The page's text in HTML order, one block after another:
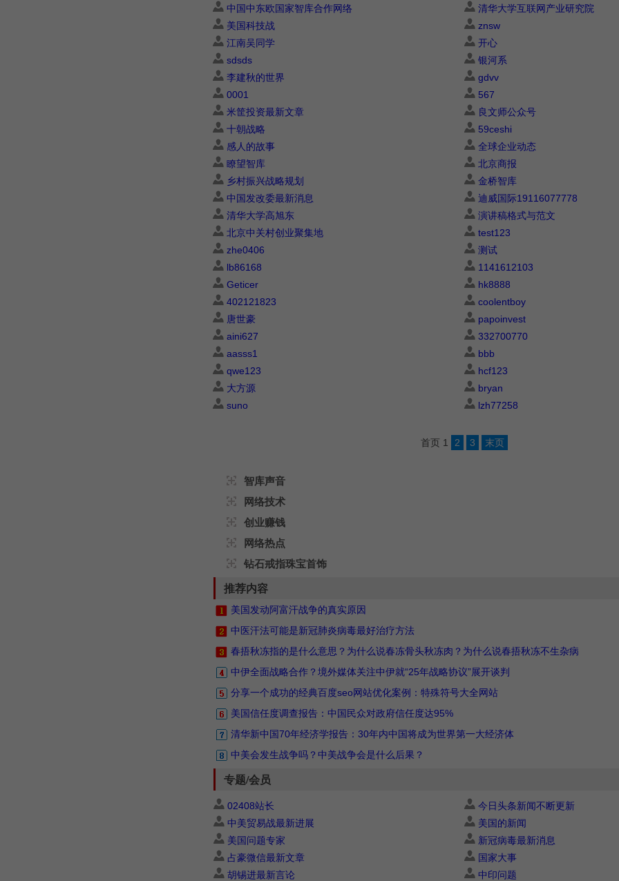
中国中东欧国家智库合作网络
清华大学互联网产业研究院
美国科技战
znsw
江南吴同学
开心
sdsds
银河系
李建秋的世界
gdvv
0001
567
米筐投资最新文章
良文师公众号
十朝战略
59ceshi
感人的故事
全球企业动态
瞭望智库
北京商报
乡村振兴战略规划
金桥智库
中国发改委最新消息
迪威国际19116077778
清华大学高旭东
演讲稿格式与范文
北京中关村创业聚集地
test123
zhe0406
测试
lb86168
1141612103
Geticer
hk8888
402121823
coolentboy
唐世豪
papoinvest
aini627
332700770
aasss1
bbb
qwe123
hcf123
大方源
bryan
suno
lzh77258
首页 1 2 3 末页
智库声音
网络技术
创业赚钱
网络热点
钻石戒指珠宝首饰
推荐内容
美国发动阿富汗战争的真实原因
中医汗法可能是新冠肺炎病毒最好治疗方法
春捂秋冻指的是什么意思？为什么说春冻骨头秋冻肉？为什么说春捂秋冻不生杂病
中伊全面战略合作？境外媒体关注中伊就“25年战略协议”展开谈判
分享一个成功的经典百度seo网站优化案例：特殊符号大全网站
美国信任度调查报告：中国民众对政府信任度达95%
清华新中国70年经济学报告：30年内中国将成为世界第一大经济体
中美会发生战争吗？中美战争会是什么后果？
专题/会员
02408站长
今日头条新闻不断更新
中美贸易战最新进展
美国的新闻
美国问题专家
新冠病毒最新消息
占豪微信最新文章
国家大事
胡锡进最新言论
中印问题